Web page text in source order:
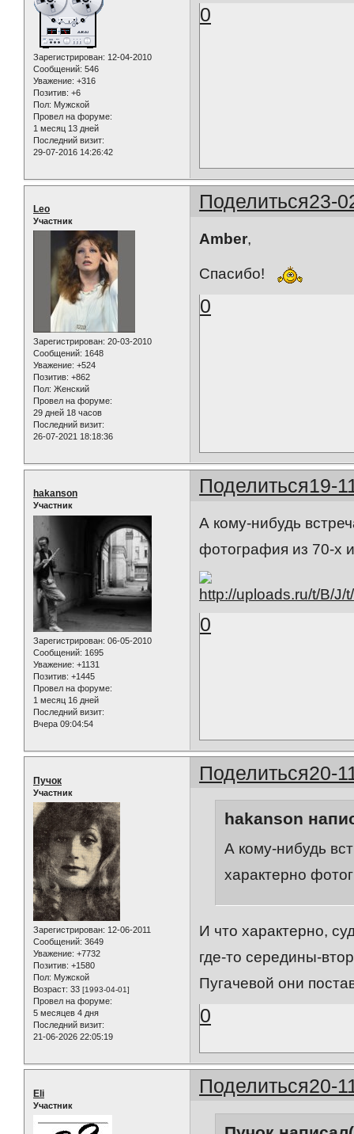
Зарегистрирован: 12-04-2010
Сообщений: 546
Уважение: +316
Позитив: +6
Пол: Мужской
Провел на форуме:
1 месяц 13 дней
Последний визит:
29-07-2016 14:26:42
0
Поделиться23-
Leo
Участник
Зарегистрирован: 20-03-2010
Сообщений: 1648
Уважение: +524
Позитив: +862
Пол: Женский
Провел на форуме:
29 дней 18 часов
Последний визит:
26-07-2021 18:18:36
Amber,
Спасибо!
0
Поделиться19-
hakanson
Участник
Зарегистрирован: 06-05-2010
Сообщений: 1695
Уважение: +1131
Позитив: +1445
Провел на форуме:
1 месяц 16 дней
Последний визит:
Вчера 09:04:54
А кому-нибудь
фотография из 70-х
0
Поделиться20-
Пучок
Участник
Зарегистрирован: 12-06-2011
Сообщений: 3649
Уважение: +7732
Позитив: +1580
Пол: Мужской
Возраст: 33 [1993-04-01]
Провел на форуме:
5 месяцев 4 дня
Последний визит:
21-06-2026 22:05:19
hakanson
А кому-нибудь
характерно
И что характерно,
где-то середины-
Пугачевой они
0
Поделиться20-
Eli
Участник